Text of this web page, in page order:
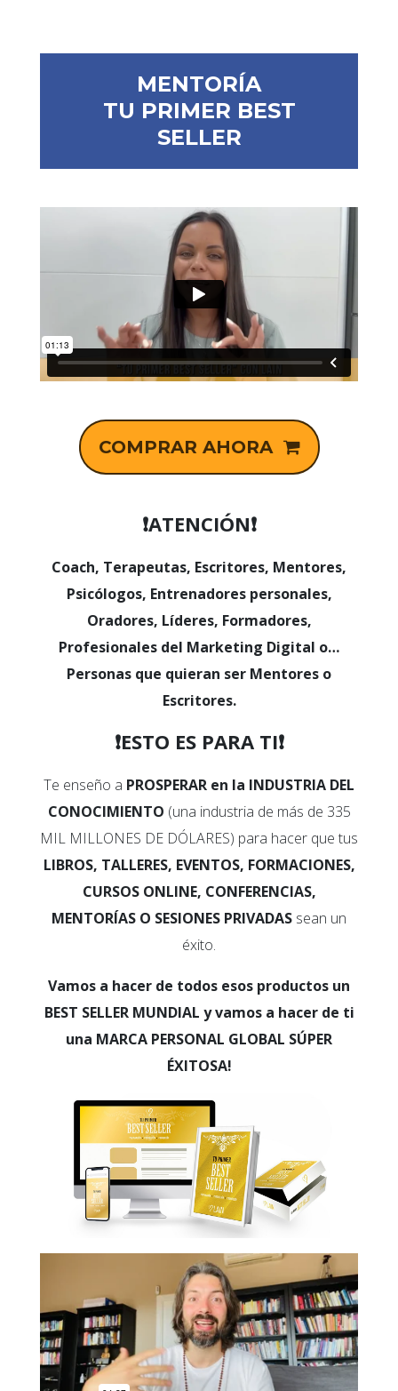
MENTORÍA
TU PRIMER BEST
SELLER
COMPRAR AHORA
❗ATENCIÓN❗
Coach, Terapeutas, Escritores, Mentores,
Psicólogos, Entrenadores personales,
Oradores, Líderes, Formadores,
Profesionales del Marketing Digital o…
Personas que quieran ser Mentores o
Escritores.
❗ESTO ES PARA TI❗
Te enseño a PROSPERAR en la INDUSTRIA DEL
CONOCIMIENTO (una industria de más de 335
MIL MILLONES DE DÓLARES) para hacer que tus
LIBROS, TALLERES, EVENTOS, FORMACIONES,
CURSOS ONLINE, CONFERENCIAS,
MENTORÍAS O SESIONES PRIVADAS sean un
éxito.
Vamos a hacer de todos esos productos un
BEST SELLER MUNDIAL y vamos a hacer de ti
una MARCA PERSONAL GLOBAL SÚPER
ÉXITOSA!